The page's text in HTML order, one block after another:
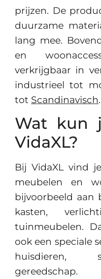
prijzen. De
duurzame
lang mee.
en
verkrijgbaar in
industrieel tot
tot Scandinavisch.
Wat kun
VidaXL?
Bij VidaXL vind
meubelen en
bijvoorbeeld aan
kasten,
tuinmeubelen.
ook een speciale
huisdieren,
gereedschap.